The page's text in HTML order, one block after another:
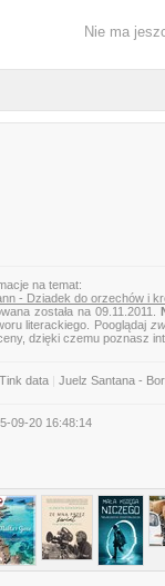
Nie ma
na temat:
- Dziadek do orzechów i
została na 09.11.2011.
literackiego. Pooglądaj
dzięki czemu poznasz
data Juelz Santana -
09-20 16:48:14